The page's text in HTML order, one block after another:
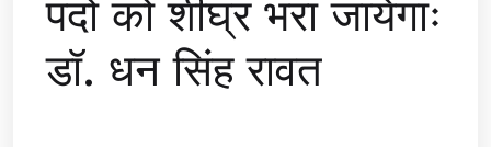
पदों को शीघ्र भरा जायेगाः
डॉ. धन सिंह रावत